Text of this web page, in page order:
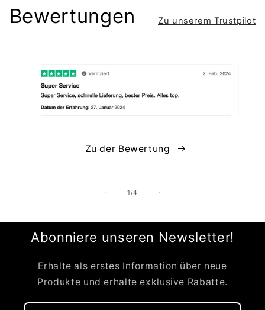
Bewertungen Zu unserem Trustpilot
Zu der Bewertung
1/von
4
Abonniere unseren Newsletter!
Erhalte als erstes Information über neue
Produkte und erhalte exklusive Rabatte.